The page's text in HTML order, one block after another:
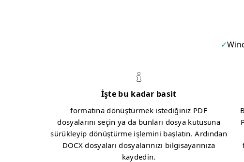
İşte bu kadar basit
formatına dönüştürmek istediğiniz PDF
dosyalarını seçin ya da bunları dosya kutusuna
sürükleyip dönüştürme işlemini başlatın. Ardından
DOCX dosyaları dosyalarınızı bilgisayarınıza
kaydedin.